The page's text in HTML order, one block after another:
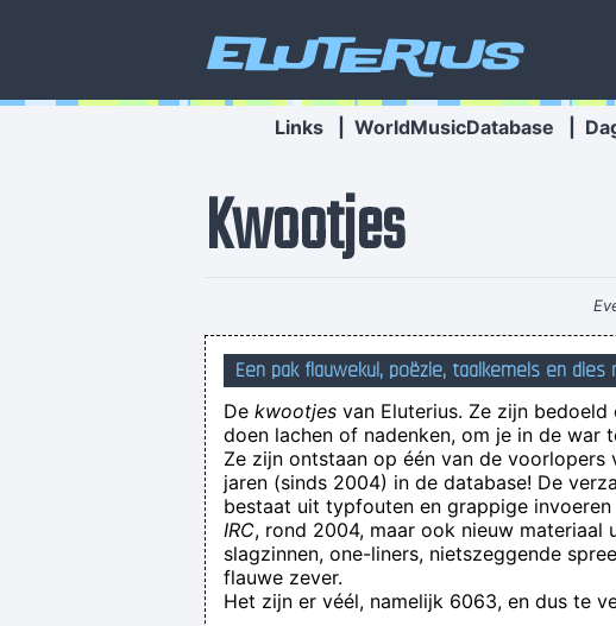
Eluterius
Links WorldMusicDatabase
Kwootjes
Een pak flauwekul, poëzie, taalkemels en dies
De kwootjes van Eluterius. Ze zijn
doen lachen of nadenken, om je in de war
Ze zijn ontstaan op één van de
jaren (sinds 2004) in de database! De
bestaat uit typfouten en grappige
IRC, rond 2004, maar ook nieuw
slagzinnen, one-liners, nietszeggende
flauwe zever.
Het zijn er véél, namelijk 6063, en dus te